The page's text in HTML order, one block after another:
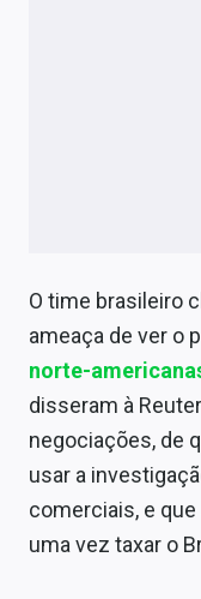
Conteúdo de Marca
Sobre
Expediente
Contato
O time brasileiro
ameaça de ver o
norte-
disseram à
negociações, de
usar a
comerciais, e
uma vez taxar o